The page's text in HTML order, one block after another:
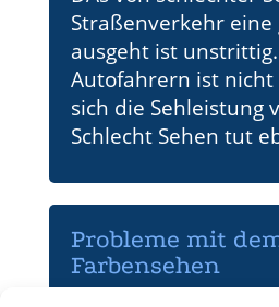
Straßenverkehr eine
ausgeht ist
Autofahrern ist nicht
sich die Sehleistung
Schlecht Sehen tut
Probleme mit
Farbensehen